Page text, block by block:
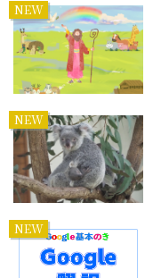
NEW
NEW
NEW